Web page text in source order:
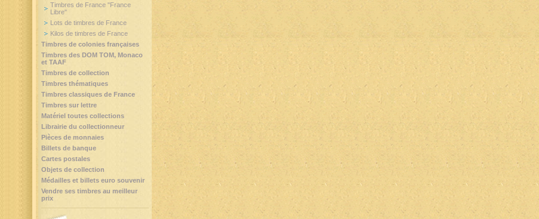
Timbres de France "France
Libre"
Lots de timbres de France
Kilos de timbres de France
Timbres de colonies françaises
Timbres des DOM TOM, Monaco
et TAAF
Timbres de collection
Timbres thématiques
Timbres classiques de France
Timbres sur lettre
Matériel toutes collections
Librairie du collectionneur
Pièces de monnaies
Billets de banque
Cartes postales
Objets de collection
Médailles et billets euro souvenir
Vendre ses timbres au meilleur
prix